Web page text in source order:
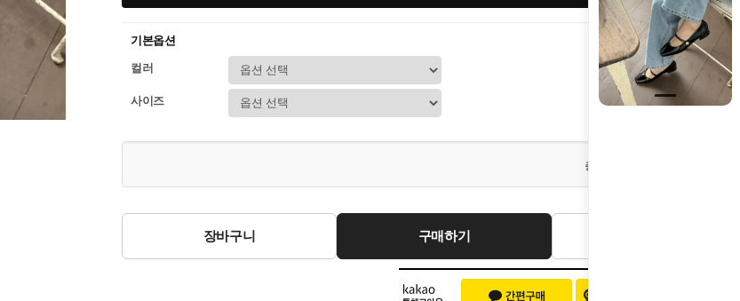
기본옵션
컬러
사이즈
총 상품 금액
장바구니 구매하기